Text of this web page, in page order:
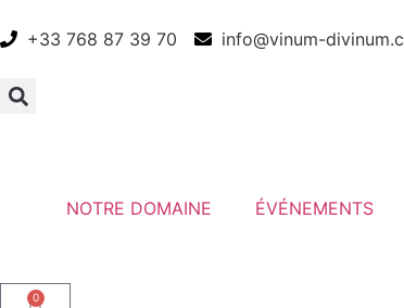
+33 768 87 39 70 info@vinum-
NOTRE DOMAINE ÉVÉNEMENTS
0